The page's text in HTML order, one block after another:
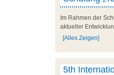
Im Rahmen der
aktueller
[Alles Zeigen]
5th